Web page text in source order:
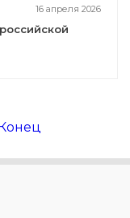
16 апреля 2026